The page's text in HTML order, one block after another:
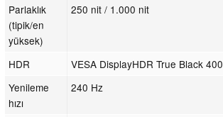
Parlaklık
(tipik/en
yüksek)
250 nit / 1.000 nit
HDR
VESA DisplayHDR True Black 400
Yenileme
hızı
240 Hz